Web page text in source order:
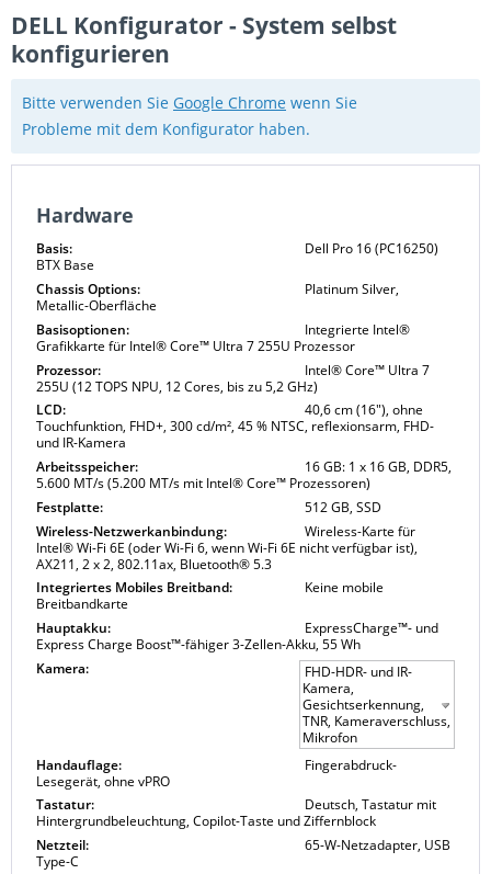
DELL Konfigurator - System selbst
konfigurieren
Bitte verwenden Sie Google Chrome wenn Sie
Probleme mit dem Konfigurator haben.
Hardware
Basis:
Dell Pro 16 (PC16250)
BTX Base
Chassis Options:
Platinum Silver,
Metallic-Oberfläche
Basisoptionen:
Integrierte Intel®
Grafikkarte für Intel® Core™ Ultra 7 255U Prozessor
Prozessor:
Intel® Core™ Ultra 7
255U (12 TOPS NPU, 12 Cores, bis zu 5,2 GHz)
LCD:
40,6 cm (16"), ohne
Touchfunktion, FHD+, 300 cd/m², 45 % NTSC, reflexionsarm, FHD-
und IR-Kamera
Arbeitsspeicher:
16 GB: 1 x 16 GB, DDR5,
5.600 MT/s (5.200 MT/s mit Intel® Core™ Prozessoren)
Festplatte:
512 GB, SSD
Wireless-Netzwerkanbindung:
Wireless-Karte für
Intel® Wi-Fi 6E (oder Wi-Fi 6, wenn Wi-Fi 6E nicht verfügbar ist),
AX211, 2 x 2, 802.11ax, Bluetooth® 5.3
Integriertes Mobiles Breitband:
Keine mobile
Breitbandkarte
Hauptakku:
ExpressCharge™- und
Express Charge Boost™-fähiger 3-Zellen-Akku, 55 Wh
Kamera:
FHD-HDR- und IR-
Kamera,
Gesichtserkennung,
TNR, Kameraverschluss,
Mikrofon
Handauflage:
Fingerabdruck-
Lesegerät, ohne vPRO
Tastatur:
Deutsch, Tastatur mit
Hintergrundbeleuchtung, Copilot-Taste und Ziffernblock
Netzteil:
65-W-Netzadapter, USB
Type-C